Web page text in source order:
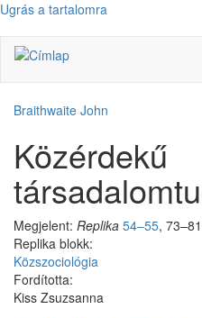
Ugrás a tartalomra
Braithwaite John
Közérdekű
Megjelent: Replika 54–55,
Replika blokk:
Közszociológia
Fordította:
Kiss Zsuzsanna